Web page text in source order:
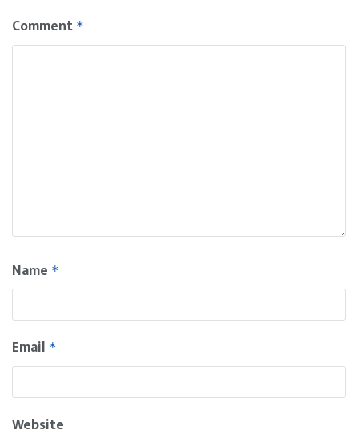
Comment *
Name *
Email *
Website